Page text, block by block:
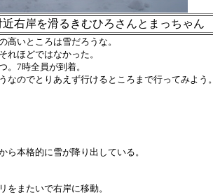
近右岸を滑るきむひろさんとまっちゃん
いところは雪だろうな。
ほどではなかった。
7時全員が到着。
のでとりあえず行けるところまで行ってみよう。
本格的に雪が降り出している。
またいで右岸に移動。